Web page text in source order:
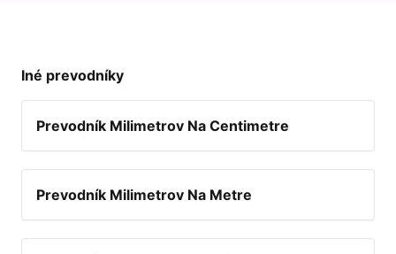
Iné prevodníky
Prevodník Milimetrov Na Centimetre
Prevodník Milimetrov Na Metre